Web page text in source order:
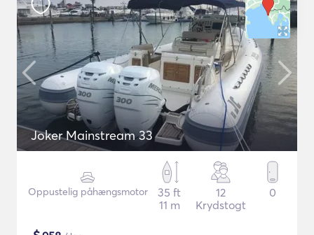
Joker Mainstream 33
Oppustelig påhængsmotor
35 ft
11 m
12
Krydstogt
0